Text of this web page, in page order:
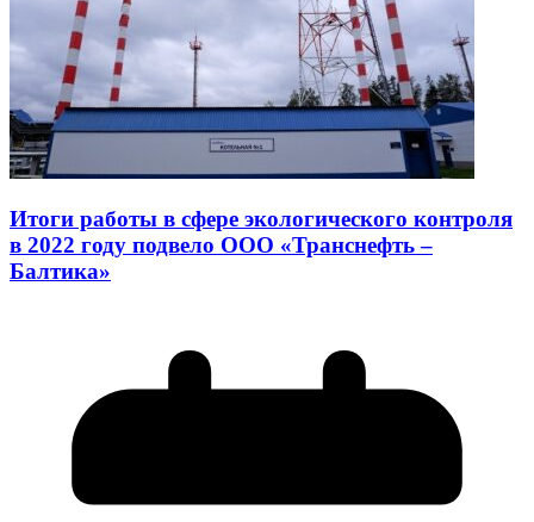
Итоги работы в сфере экологического контроля
в 2022 году подвело ООО «Транснефть –
Балтика»